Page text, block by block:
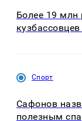
Более 19 млн
Спорт
Сафонов
полезным